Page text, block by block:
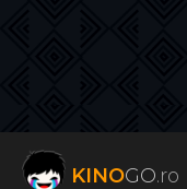
KINOGO.ro